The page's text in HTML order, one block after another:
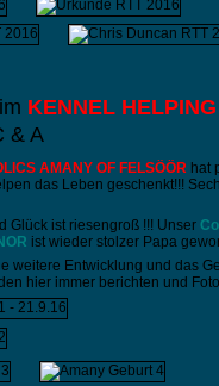
im KENNEL
& A
AMANY OF FELSÖÖR hat
das Leben geschenkt!!!
Glück ist riesengroß !!! Unser
ist wieder stolzer Papa
weitere Entwicklung und das
hier immer berichten und